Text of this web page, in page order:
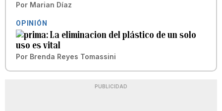
Por Marian Díaz
OPINIÓN
La eliminacion del plástico de un solo
uso es vital
Por Brenda Reyes Tomassini
PUBLICIDAD